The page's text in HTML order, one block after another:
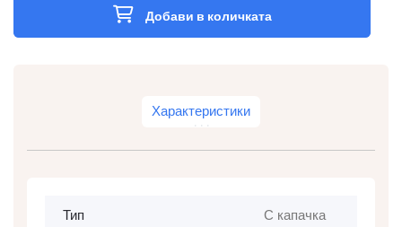
Добави в количката
Характеристики
Тип С капачка